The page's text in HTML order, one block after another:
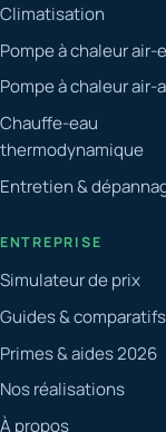
Climatisation
Pompe à chaleur air-
Pompe à chaleur air-
Chauffe-eau
thermodynamique
Entretien &
ENTREPRISE
Simulateur de prix
Guides & comparatifs
Primes & aides 2026
Nos réalisations
À propos